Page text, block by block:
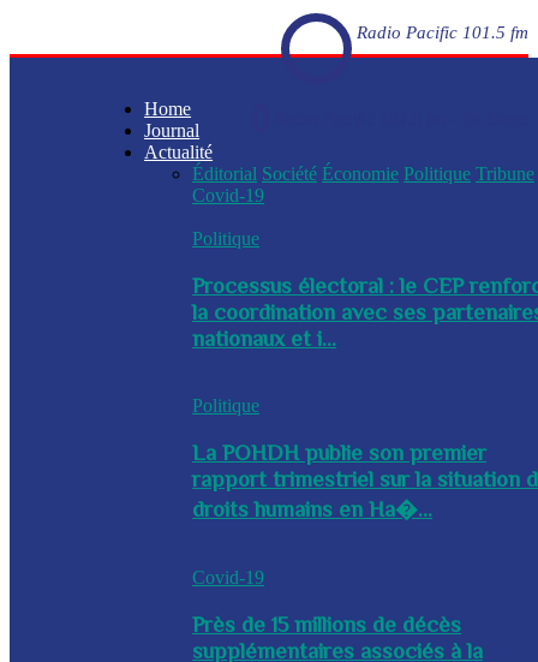
Radio Pacific 101.5 fm
Home
Journal
Actualité
Éditorial Société Économie Politique Tribune
Covid-19
Politique
Processus électoral : le CEP
la coordination avec ses
nationaux et i...
Politique
La POHDH publie son premier
rapport trimestriel sur la situation
droits humains en Ha�...
Covid-19
Près de 15 millions de décès
supplémentaires associés à la